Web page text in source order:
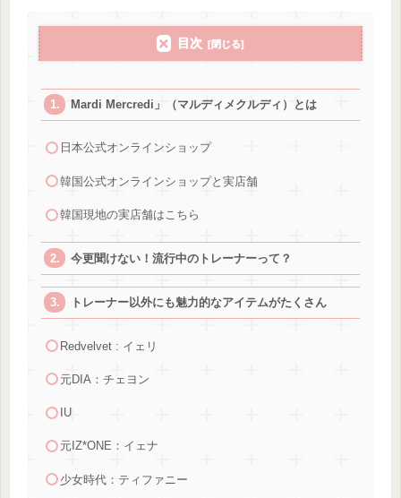
目次
Mardi Mercredi」（マルディメクルディ）とは
日本公式オンラインショップ
韓国公式オンラインショップと実店舗
韓国現地の実店舗はこちら
今更聞けない！流行中のトレーナーって？
トレーナー以外にも魅力的なアイテムがたくさん
Redvelvet : イェリ
元DIA：チェヨン
IU
元IZ*ONE：イェナ
少女時代：ティファニー